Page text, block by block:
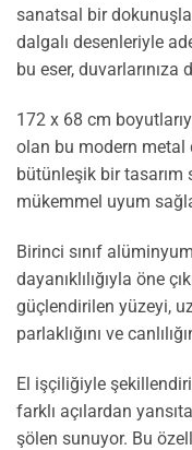
sanatsal bir
dalgalı desenleriyle
bu eser, duvarlarınıza
172 x 68 cm
olan bu modern metal
bütünleşik bir tasarım
mükemmel uyum
Birinci sınıf
dayanıklılığıyla öne
güçlendirilen yüzeyi,
parlaklığını ve
El işçiliğiyle
farklı açılardan
şölen sunuyor. Bu